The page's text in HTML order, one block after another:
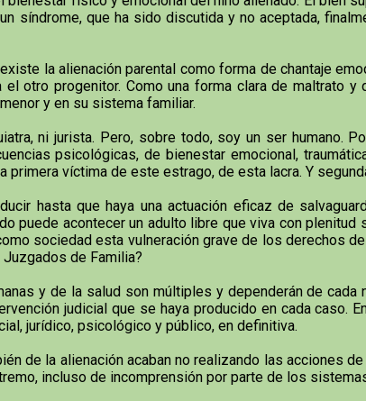
síndrome, que ha sido discutida y no aceptada,
la alienación parental como forma de chantaje
otro progenitor. Como una forma clara de maltrato
y en su sistema familiar.
ni jurista. Pero, sobre todo, soy un ser humano.
psicológicas, de bienestar emocional,
primera víctima de este estrago, de esta lacra. Y
hasta que haya una actuación eficaz de
puede acontecer un adulto libre que viva con
sociedad esta vulneración grave de los derechos
de Familia?
y de la salud son múltiples y dependerán de
judicial que se haya producido en cada caso.
jurídico, psicológico y público, en definitiva.
de la alienación acaban no realizando las acciones
incluso de incomprensión por parte de los